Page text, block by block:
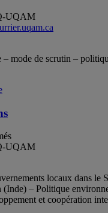
UQAM
– mode de scrutin –
UQAM
locaux dans le
(Inde) – Politique
et coopération